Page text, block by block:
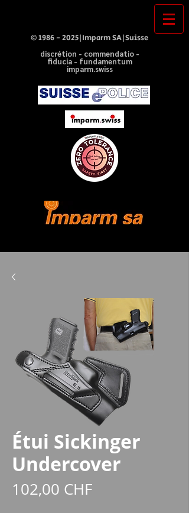
©1986 - 2025|Imparm SA|Suisse
discrétion - commendatio -
fiducia - fundamentum
imparm.swiss
Étui Sickinger
Undercover
102,00 CHFPrix